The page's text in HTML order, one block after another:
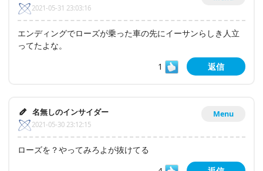
2021-05-31 23:03:16
エンディングでローズが乗った車の先にイーサンらしき人立
ってたよな。
1
返信
Menu
名無しのインサイダー
2021-05-30 23:12:15
ローズを？やってみろよが抜けてる